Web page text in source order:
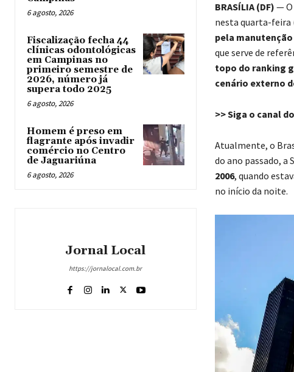
6 agosto, 2026
Fiscalização fecha 44
clínicas odontológicas
em Campinas no
primeiro semestre de
2026, número já
supera todo 2025
6 agosto, 2026
Homem é preso em
flagrante após invadir
comércio no Centro
de Jaguariúna
6 agosto, 2026
Jornal Local
https://jornalocal.com.br
BRASÍLIA (DF) — O
nesta quarta-feira
pela manutenção
que serve de
topo do ranking
cenário externo
>> Siga o canal do
Atualmente, o
do ano passado, a
2006, quando
no início da noite.